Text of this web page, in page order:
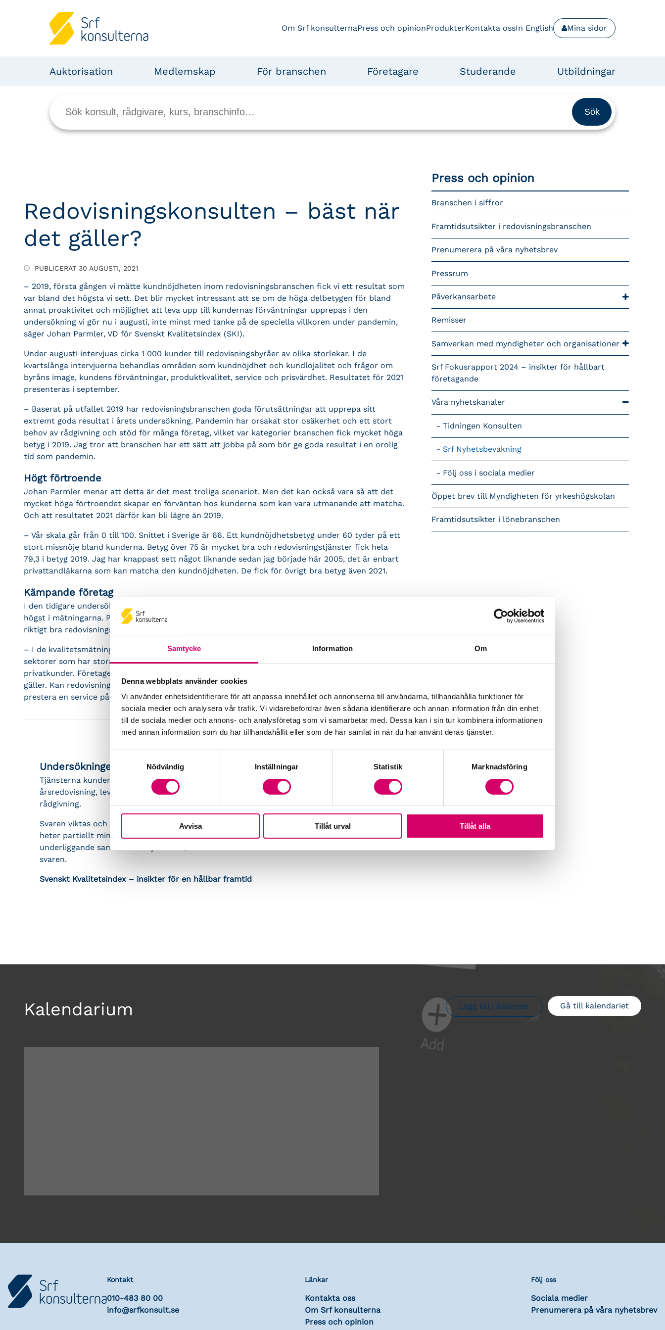
Samtycke Information Om
Denna webbplats använder cookies
Vi använder enhetsidentifierare för att anpassa innehållet och annonserna till användarna, tillhandahålla funktioner för
sociala medier och analysera vår trafik. Vi vidarebefordrar även sådana identifierare och annan information från din enhet
till de sociala medier och annons- och analysföretag som vi samarbetar med. Dessa kan i sin tur kombinera informationen
med annan information som du har tillhandahållit eller som de har samlat in när du har använt deras tjänster.
Nödvändig
Inställningar Statistik Marknadsföring
Avvisa Tillåt urval Tillåt alla
Om Srf konsulternaPress och opinionProdukterKontakta ossIn English Mina sidor
Auktorisation Medlemskap För branschen Företagare Studerande Utbildningar
Redovisningskonsulten – bäst när
det gäller?
PUBLICERAT 30 AUGUSTI, 2021
– 2019, första gången vi mätte kundnöjdheten inom redovisningsbranschen fick vi ett resultat som
var bland det högsta vi sett. Det blir mycket intressant att se om de höga delbetygen för bland
annat proaktivitet och möjlighet att leva upp till kundernas förväntningar upprepas i den
undersökning vi gör nu i augusti, inte minst med tanke på de speciella villkoren under pandemin,
säger Johan Parmler, VD för Svenskt Kvalitetsindex (SKI).
Under augusti intervjuas cirka 1 000 kunder till redovisningsbyråer av olika storlekar. I de
kvartslånga intervjuerna behandlas områden som kundnöjdhet och kundlojalitet och frågor om
byråns image, kundens förväntningar, produktkvalitet, service och prisvärdhet. Resultatet för 2021
presenteras i september.
– Baserat på utfallet 2019 har redovisningsbranschen goda förutsättningar att upprepa sitt
extremt goda resultat i årets undersökning. Pandemin har orsakat stor osäkerhet och ett stort
behov av rådgivning och stöd för många företag, vilket var kategorier branschen fick mycket höga
betyg i 2019. Jag tror att branschen har ett sätt att jobba på som bör ge goda resultat i en orolig
tid som pandemin.
Högt förtroende
Johan Parmler menar att detta är det mest troliga scenariot. Men det kan också vara så att det
mycket höga förtroendet skapar en förväntan hos kunderna som kan vara utmanande att matcha.
Och att resultatet 2021 därför kan bli lägre än 2019.
– Vår skala går från 0 till 100. Snittet i Sverige är 66. Ett kundnöjdhetsbetyg under 60 tyder på ett
stort missnöje bland kunderna. Betyg över 75 är mycket bra och redovisningstjänster fick hela
79,3 i betyg 2019. Jag har knappast sett något liknande sedan jag började här 2005, det är enbart
privattandläkarna som kan matcha den kundnöjdheten. De fick för övrigt bra betyg även 2021.
Kämpande företag
I den tidigare undersökningen låg de byråer som uttalat arbetar med kvalitet via auktorisation
högst i mätningarna. Parmler håller för sannolikt att det resultatet upprepar sig. Och visar vad en
riktigt bra redovisningsbyrå kan göra.
– I de kvalitetsmätningar vi gjort inom andra sektorer före och under pandemin finns det många
sektorer som har stora skillnader i kundnöjdhet. Företagskunder är mer påverkade än
privatkunder. Företagen kan se den här tiden som ett test på om man verkligen är bäst när det
gäller. Kan redovisningsbyråerna steppa upp när företagen kämpar för sin överlevnad och
prestera en service på topp eller inte? Det blir oerhört intressant att skåda.
Undersökningen
Tjänsterna kunderna tillfrågas om är: bokföring, bokslut, bokslutsgenomgång,
årsredovisning, leverantörsfakturahantering, fakturering, löner, deklaration och
rådgivning.
Svaren viktas och analyseras enligt strukturella ekvationsmodeller och en metod som
heter partiellt minsta kvadratmetoden (PLS- Partial Least Square). Metoden gör även
underliggande samband analyserbara, i motsats till att enbart sammanställa de direkta
svaren.
Svenskt Kvalitetsindex – insikter för en hållbar framtid
Press och opinion
Branschen i siffror
Framtidsutsikter i redovisningsbranschen
Prenumerera på våra nyhetsbrev
Pressrum
Påverkansarbete
Remisser
Samverkan med myndigheter och organisationer
Srf Fokusrapport 2024 – insikter för hållbart
företagande
Våra nyhetskanaler
Tidningen Konsulten
Srf Nyhetsbevakning
Följ oss i sociala medier
Öppet brev till Myndigheten för yrkeshögskolan
Framtidsutsikter i lönebranschen
Kalendarium Gå till kalendariet
Lägg till i kalender
Kontakt
010-483 80 00
info@srfkonsult.se
Länkar
Kontakta oss
Om Srf konsulterna
Press och opinion
Följ oss
Sociala medier
Prenumerera på våra nyhetsbrev